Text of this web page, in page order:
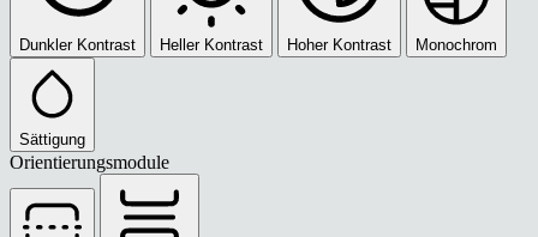
Dunkler Kontrast Heller Kontrast Hoher Kontrast Monochrom
Sättigung
Orientierungsmodule